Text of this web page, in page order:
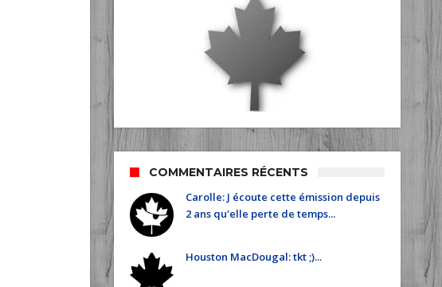
COMMENTAIRES RÉCENTS
Carolle: J écoute cette émission depuis
2 ans qu'elle perte de temps...
Houston MacDougal: tkt ;)...